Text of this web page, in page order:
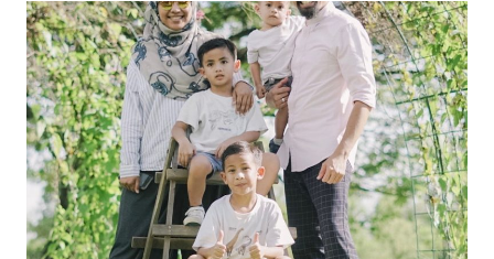
5
SEBAB
KENAPA
ISTERI
SELALU
BERJUANG
UNTUK
MEMPERTAHANKAN